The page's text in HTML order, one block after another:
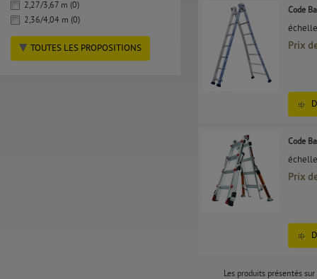
2,27/3,67 m (0)
2,36/4,04 m (0)
TOUTES LES PROPOSITIONS
Code
Prix
Code
Prix
Les produits présentés